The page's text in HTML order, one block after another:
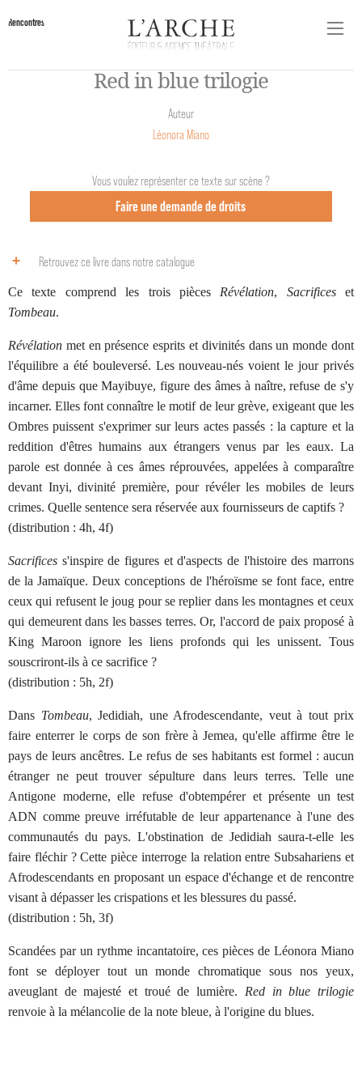
Rencontres
Red in blue trilogie
Auteur
Léonora Miano
Vous voulez représenter ce texte sur scène ?
Faire une demande de droits
Retrouvez ce livre dans notre catalogue
Ce texte comprend les trois pièces Révélation, Sacrificeset
Tombeau.
Révélation met en présence esprits et divinités dans un monde dont
l'équilibre a été bouleversé. Les nouveau-nés voient le jour privés
d'âme depuis que Mayibuye, figure des âmes à naître, refuse de s'y
incarner. Elles font connaître le motif de leur grève, exigeant que les
Ombres puissent s'exprimer sur leurs actes passés : la capture et la
reddition d'êtres humains aux étrangers venus par les eaux. La
parole est donnée à ces âmes réprouvées, appelées à comparaître
devant Inyi, divinité première, pour révéler les mobiles de leurs
crimes. Quelle sentence sera réservée aux fournisseurs de captifs ?
(distribution : 4h, 4f)
Sacrifices s'inspire de figures et d'aspects de l'histoire des marrons
de la Jamaïque. Deux conceptions de l'héroïsme se font face, entre
ceux qui refusent le joug pour se replier dans les montagnes et ceux
qui demeurent dans les basses terres. Or, l'accord de paix proposé à
King Maroon ignore les liens profonds qui les unissent. Tous
souscriront-ils à ce sacrifice ?
(distribution : 5h, 2f)
Dans Tombeau, Jedidiah, une Afrodescendante, veut à tout prix
faire enterrer le corps de son frère à Jemea, qu'elle affirme être le
pays de leurs ancêtres. Le refus de ses habitants est formel : aucun
étranger ne peut trouver sépulture dans leurs terres. Telle une
Antigone moderne, elle refuse d'obtempérer et présente un test
ADN comme preuve irréfutable de leur appartenance à l'une des
communautés du pays. L'obstination de Jedidiah saura-t-elle les
faire fléchir ? Cette pièce interroge la relation entre Subsahariens et
Afrodescendants en proposant un espace d'échange et de rencontre
visant à dépasser les crispations et les blessures du passé.
(distribution : 5h, 3f)
Scandées par un rythme incantatoire, ces pièces de Léonora Miano
font se déployer tout un monde chromatique sous nos yeux,
aveuglant de majesté et troué de lumière.
Red in blue trilogie
renvoie à la mélancolie de la note bleue, à l'origine du blues.